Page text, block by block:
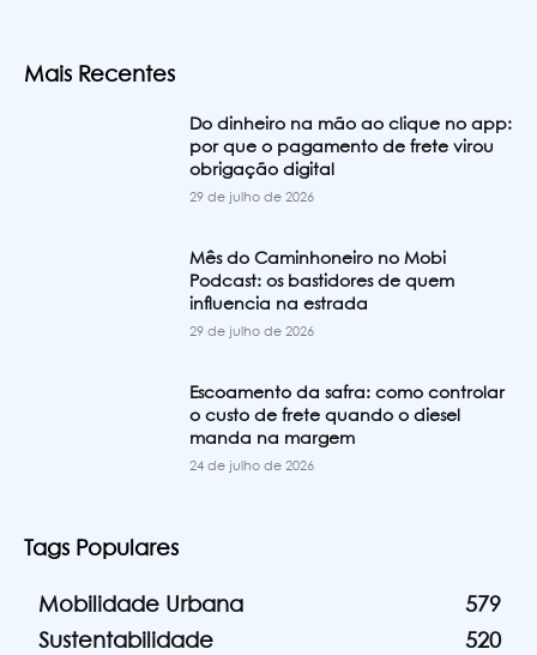
Mais Recentes
Do dinheiro na mão ao clique no app:
por que o pagamento de frete virou
obrigação digital
29 de julho de 2026
Mês do Caminhoneiro no Mobi
Podcast: os bastidores de quem
influencia na estrada
29 de julho de 2026
Escoamento da safra: como controlar
o custo de frete quando o diesel
manda na margem
24 de julho de 2026
Tags Populares
Mobilidade Urbana
579
Sustentabilidade
520